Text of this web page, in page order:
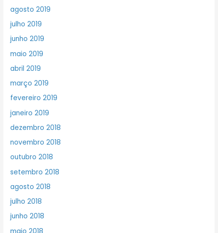
agosto 2019
julho 2019
junho 2019
maio 2019
abril 2019
março 2019
fevereiro 2019
janeiro 2019
dezembro 2018
novembro 2018
outubro 2018
setembro 2018
agosto 2018
julho 2018
junho 2018